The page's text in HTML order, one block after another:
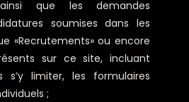
que les demandes
soumises dans les
«Recrutements» ou encore
sur ce site, incluant
limiter, les formulaires
;